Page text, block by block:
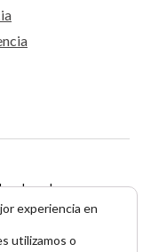
derechos
experiencia en
utilizamos o